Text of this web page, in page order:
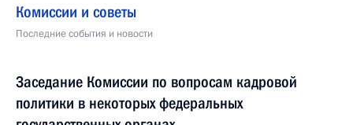
Комиссии и советы
Последние события и новости
Заседание Комиссии по вопросам кадровой
политики в некоторых федеральных